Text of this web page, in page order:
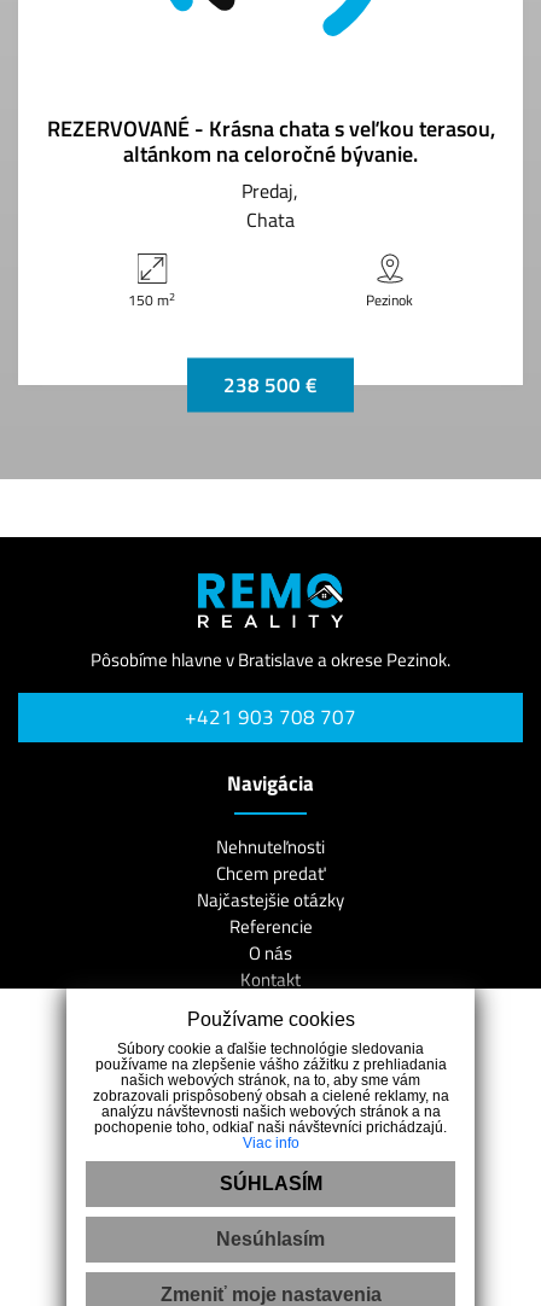
REZERVOVANÉ - Krásna chata s veľkou terasou,
altánkom na celoročné bývanie.
Predaj
Chata
150 m2 Pezinok
238 500 €
Pôsobíme hlavne v Bratislave a okrese Pezinok.
+421 903 708 707
Navigácia
Nehnuteľnosti
Chcem predať
Najčastejšie otázky
Referencie
O nás
Kontakt
Kontakt
Dr.Bodického 419/24, 90001, Modra
+421 903 708 707
caputova@remoreality.sk
Používame cookies
Súbory cookie a ďalšie technológie sledovania
používame na zlepšenie vášho zážitku z prehliadania
našich webových stránok, na to, aby sme vám
zobrazovali prispôsobený obsah a cielené reklamy, na
analýzu návštevnosti našich webových stránok a na
pochopenie toho, odkiaľ naši návštevníci prichádzajú.
Viac info
SÚHLASÍM
Nesúhlasím
Zmeniť moje nastavenia